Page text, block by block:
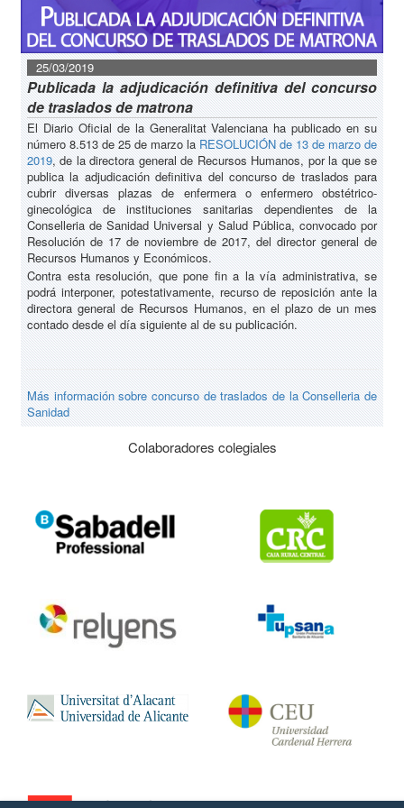
25/03/2019
Publicada la adjudicación definitiva del concurso
de traslados de matrona
El Diario Oficial de la Generalitat Valenciana ha publicado en su
número 8.513 de 25 de marzo la RESOLUCIÓN de 13 de marzo de
2019, de la directora general de Recursos Humanos, por la que se
publica la adjudicación definitiva del concurso de traslados para
cubrir diversas plazas de enfermera o enfermero obstétrico-
ginecológica de instituciones sanitarias dependientes de la
Conselleria de Sanidad Universal y Salud Pública, convocado por
Resolución de 17 de noviembre de 2017, del director general de
Recursos Humanos y Económicos.
Contra esta resolución, que pone fin a la vía administrativa, se
podrá interponer, potestativamente, recurso de reposición ante la
directora general de Recursos Humanos, en el plazo de un mes
contado desde el día siguiente al de su publicación.
Más información sobre concurso de traslados de la Conselleria de
Sanidad
Colaboradores colegiales